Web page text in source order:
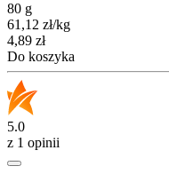
80 g
61,12 zł/kg
Cena
4,89 zł
Do koszyka
5.0
z 1 opinii